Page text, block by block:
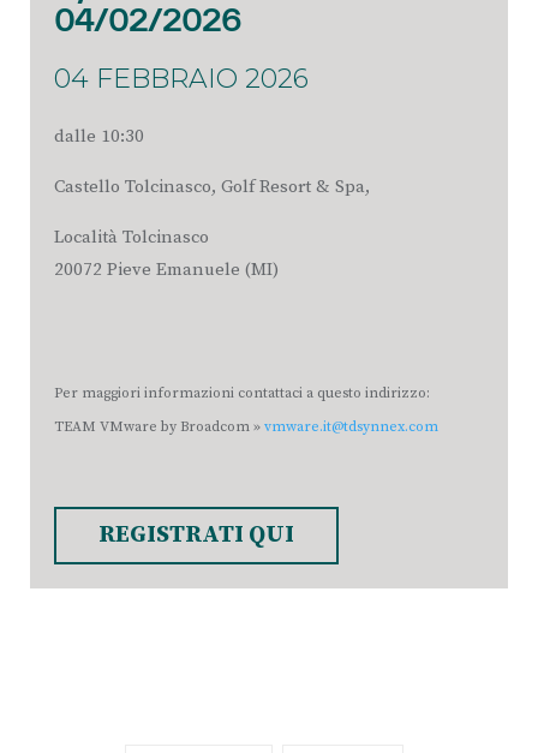
04/02/2026
04 FEBBRAIO 2026
dalle 10:30
Castello Tolcinasco, Golf Resort & Spa,
Località Tolcinasco
20072 Pieve Emanuele (MI)
Per maggiori informazioni contattaci a questo indirizzo:
TEAM VMware by Broadcom » vmware.it@tdsynnex.com
REGISTRATI QUI